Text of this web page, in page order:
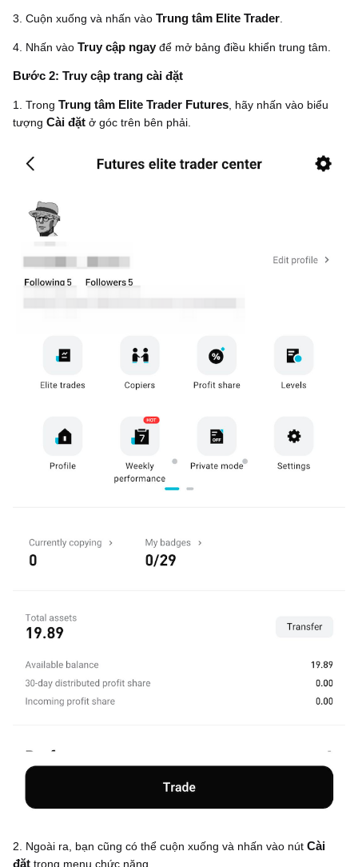
3. Cuộn xuống và nhấn vào Trung tâm Elite Trader
4. Nhấn vào Truy cập ngay để mở bảng điều khiển trung tâm.
Bước 2: Truy cập trang cài đặt
1. Trong Trung tâm Elite Trader Futures , hãy nhấn vào biểu
tượng Cài đặt ở góc trên bên phải.
2. Ngoài ra, bạn cũng có thể cuộn xuống và nhấn vào nút Cài
đặt trong menu chức năng.